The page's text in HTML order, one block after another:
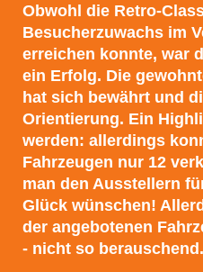
Obwohl die Retro-
Besucherzuwachs im
erreichen konnte, war
ein Erfolg. Die
hat sich bewährt und
Orientierung. Ein
werden: allerdings
Fahrzeugen nur 12
man den Ausstellern
Glück wünschen!
der angebotenen
- nicht so